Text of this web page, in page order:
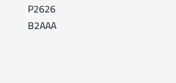
P2626
B2AAA